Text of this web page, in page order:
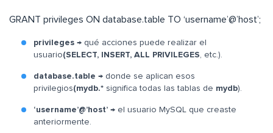
GRANT privileges ON database.table TO ‘username’@’host’;
privileges → qué acciones puede realizar el
usuario(SELECT, INSERT, ALL PRIVILEGES, etc.).
database.table → donde se aplican esos
privilegios(mydb.* significa todas las tablas de mydb).
‘username’@’host’ → el usuario MySQL que creaste
anteriormente.